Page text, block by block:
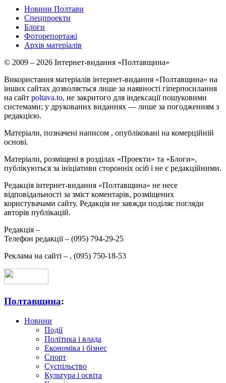
Новини Полтави
Спецпроекти
Блоги
Фоторепортажі
Архів матеріалів
© 2009 – 2026 Інтернет-видання «Полтавщина»
Використання матеріалів інтернет-видання «Полтавщина» на
інших сайтах дозволяється лише за наявності гіперпосилання
на сайт poltava.to, не закритого для індексації пошуковими
системами; у друкованих виданнях — лише за погодженням з
редакцією.
Матеріали, позначені написом , опубліковані на комерційній
основі.
Матеріали, розміщені в розділах «Проекти» та «Блоги»,
публікуються за ініціативи сторонніх осіб і не є редакційними.
Редакція інтернет-видання «Полтавщина» не несе
відповідальності за зміст коментарів, розміщених
користувачами сайту. Редакція не завжди поділяє погляди
авторів публікацій.
Редакція –
Телефон редакції – (095) 794-29-25
Реклама на сайті – , (095) 750-18-53
Полтавщина:
Новини
Події
Політика і влада
Економіка і бізнес
Спорт
Суспільство
Культура і освіта